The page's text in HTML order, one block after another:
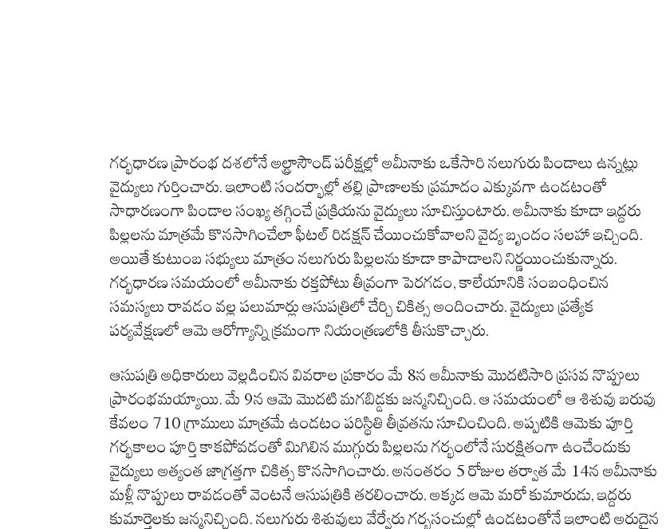
గర్భధారణ ప్రారంభ దశలోనే అల్ట్రాసౌండ్ పరీక్షల్లో అమీనాకు ఒకేసారి నలుగురు పిండాలు ఉన్నట్లు
వైద్యులు గుర్తించారు. ఇలాంటి సందర్భాల్లో తల్లి ప్రాణాలకు ప్రమాదం ఎక్కువగా ఉండటంతో
సాధారణంగా పిండాల సంఖ్య తగ్గించే ప్రక్రియను వైద్యులు సూచిస్తుంటారు. అమీనాకు కూడా ఇద్దరు
పిల్లలను మాత్రమే కొనసాగించేలా ఫీటల్ రిడక్షన్ చేయించుకోవాలని వైద్య బృందం సలహా ఇచ్చింది.
అయితే కుటుంబ సభ్యులు మాత్రం నలుగురు పిల్లలను కూడా కాపాడాలని నిర్ణయించుకున్నారు.
గర్భధారణ సమయంలో అమీనాకు రక్తపోటు తీవ్రంగా పెరగడం, కాలేయానికి సంబంధించిన
సమస్యలు రావడం వల్ల పలుమార్లు ఆసుపత్రిలో చేర్చి చికిత్స అందించారు. వైద్యులు ప్రత్యేక
పర్యవేక్షణలో ఆమె ఆరోగ్యాన్ని క్రమంగా నియంత్రణలోకి తీసుకొచ్చారు.
ఆసుపత్రి అధికారులు వెల్లడించిన వివరాల ప్రకారం మే 8న అమీనాకు మొదటిసారి ప్రసవ నొప్పులు
ప్రారంభమయ్యాయి. మే 9న ఆమె మొదటి మగబిడ్డకు జన్మనిచ్చింది. ఆ సమయంలో ఆ శిశువు బరువు
కేవలం 710 గ్రాములు మాత్రమే ఉండటం పరిస్థితి తీవ్రతను సూచించింది. అప్పటికి ఆమెకు పూర్తి
గర్భకాలం పూర్తి కాకపోవడంతో మిగిలిన ముగ్గురు పిల్లలను గర్భంలోనే సురక్షితంగా ఉంచేందుకు
వైద్యులు అత్యంత జాగ్రత్తగా చికిత్స కొనసాగించారు. అనంతరం 5 రోజుల తర్వాత మే 14న అమీనాకు
మళ్లీ నొప్పులు రావడంతో వెంటనే ఆసుపత్రికి తరలించారు. అక్కడ ఆమె మరో కుమారుడు, ఇద్దరు
కుమార్తెలకు జన్మనిచ్చింది. నలుగురు శిశువులు వేర్వేరు గర్భసంచుల్లో ఉండటంతోనే ఇలాంటి అరుదైన